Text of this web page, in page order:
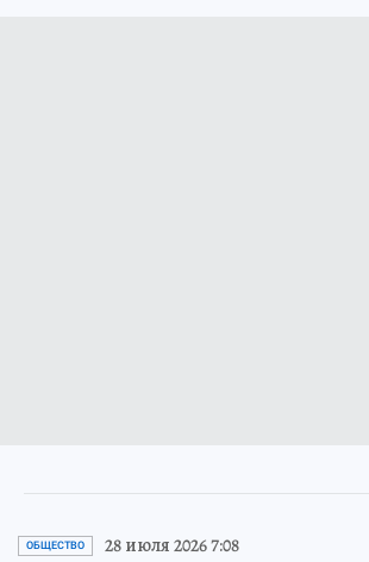
ОБЩЕСТВО 28 июля 2026 7:08